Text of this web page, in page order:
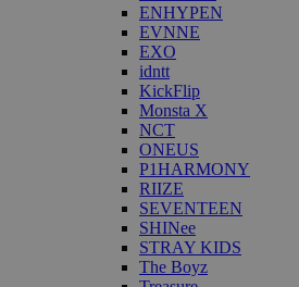
ENHYPEN
EVNNE
EXO
idntt
KickFlip
Monsta X
NCT
ONEUS
P1HARMONY
RIIZE
SEVENTEEN
SHINee
STRAY KIDS
The Boyz